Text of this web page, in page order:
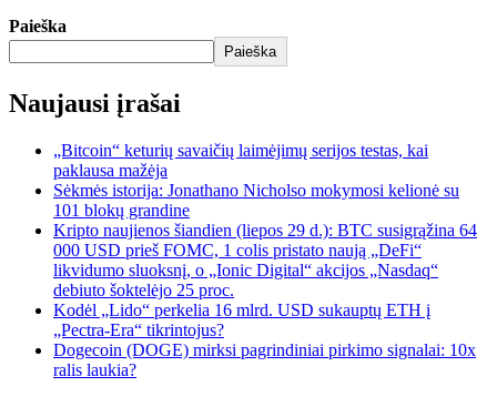
Paieška
Paieška
Naujausi įrašai
„Bitcoin“ keturių savaičių laimėjimų serijos testas, kai
paklausa mažėja
Sėkmės istorija: Jonathano Nicholso mokymosi kelionė su
101 blokų grandine
Kripto naujienos šiandien (liepos 29 d.): BTC susigrąžina 64
000 USD prieš FOMC, 1 colis pristato naują „DeFi“
likvidumo sluoksnį, o „Ionic Digital“ akcijos „Nasdaq“
debiuto šoktelėjo 25 proc.
Kodėl „Lido“ perkelia 16 mlrd. USD sukauptų ETH į
„Pectra-Era“ tikrintojus?
Dogecoin (DOGE) mirksi pagrindiniai pirkimo signalai: 10x
ralis laukia?